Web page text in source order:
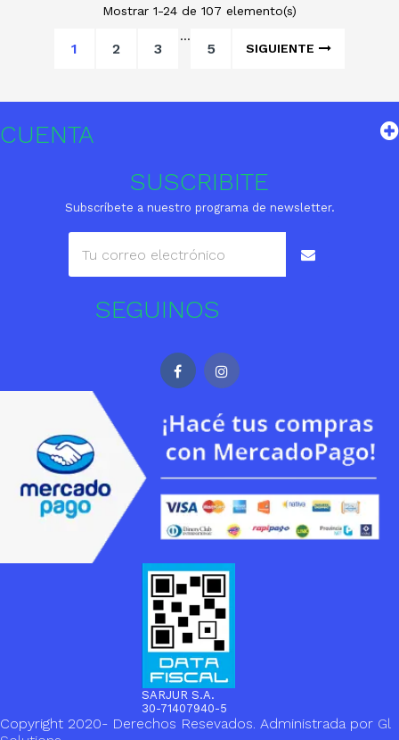
Mostrar 1-24 de 107 elemento(s)
1 2 3
…
5 SIGUIENTE
CUENTA
SUSCRIBITE
Subscríbete a nuestro programa de newsletter.
SEGUINOS
SARJUR S.A.
30-71407940-5
Copyright 2020- Derechos Resevados. Administrada por Gl